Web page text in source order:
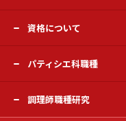
資格について
パティシエ科職種
調理師職種研究